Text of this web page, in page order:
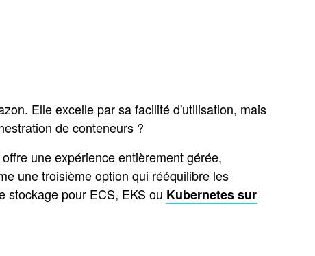
Elle excelle par sa facilité d'utilisation, mais
de conteneurs ?
une expérience entièrement gérée,
une troisième option qui rééquilibre les
stockage pour ECS, EKS ou Kubernetes sur